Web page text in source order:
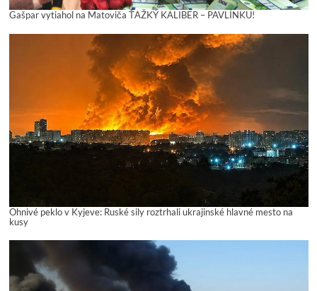
Gašpar vytiahol na Matoviča ŤAŽKÝ KALIBER – PAVLÍNKU!
Ohnivé peklo v Kyjeve: Ruské sily roztrhali ukrajinské hlavné mesto na
kusy